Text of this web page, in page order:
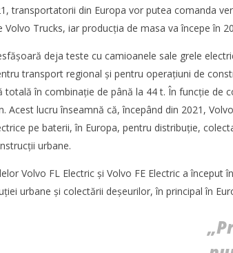
gamă completă
TransLogistica România 2026
reunește industria de
logistică la București între 8-10
septembrie
transportatorii din Europa vor putea comanda
Volvo Trucks, iar producția de masa va începe în
deja teste cu camioanele sale grele
transport regional și pentru operațiuni de
totală în combinație de până la 44 t. În funcție de
Acest lucru înseamnă că, începând din 2021,
pe baterii, în Europa, pentru distribuție,
urbane.
Volvo FL Electric și Volvo FE Electric a început
urbane și colectării deșeurilor, în principal în